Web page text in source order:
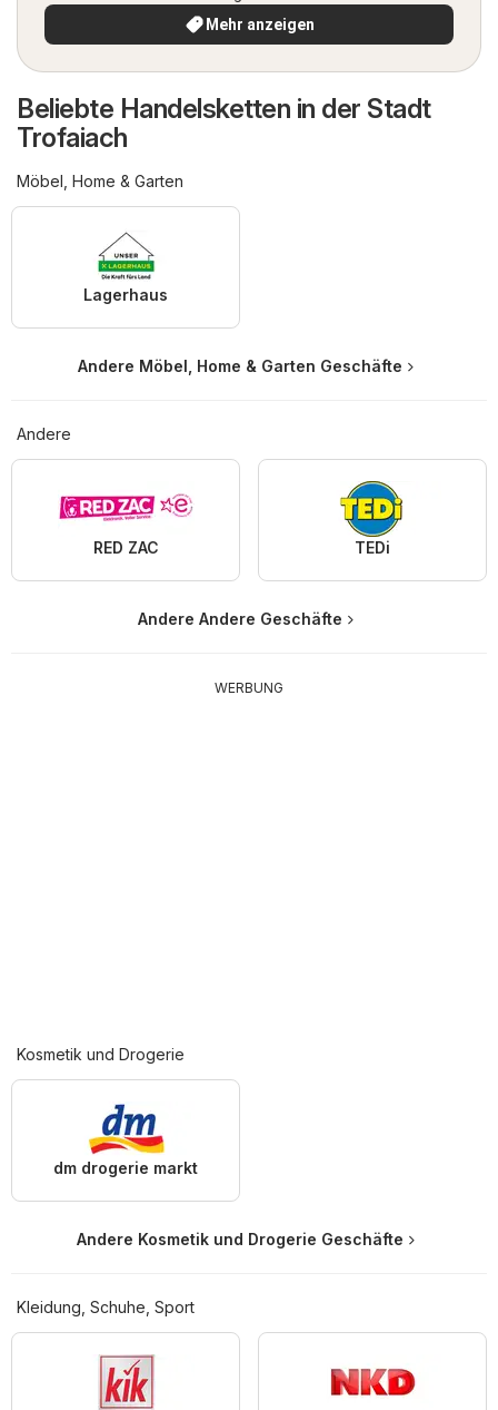
Mehr anzeigen
Beliebte Handelsketten in der Stadt
Trofaiach
Möbel, Home & Garten
Lagerhaus
Andere Möbel, Home & Garten Geschäfte
Andere
RED ZAC TEDi
Andere Andere Geschäfte
WERBUNG
Kosmetik und Drogerie
dm drogerie markt
Andere Kosmetik und Drogerie Geschäfte
Kleidung, Schuhe, Sport